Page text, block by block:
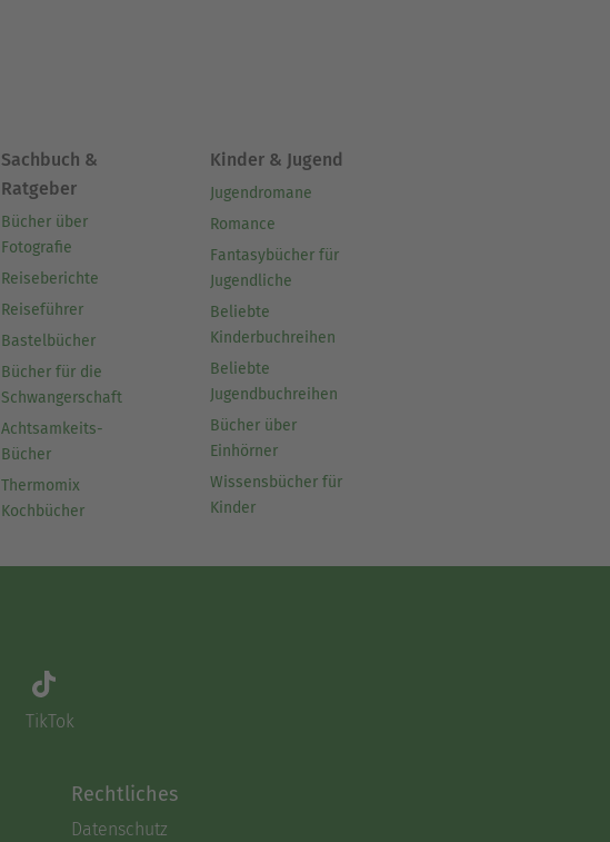
Sachbuch &
Ratgeber
Bücher über
Fotografie
Reiseberichte
Reiseführer
Bastelbücher
Bücher für die
Schwangerschaft
Achtsamkeits-
Bücher
Thermomix
Kochbücher
Kinder & Jugend
Jugendromane
Romance
Fantasybücher für
Jugendliche
Beliebte
Kinderbuchreihen
Beliebte
Jugendbuchreihen
Bücher über
Einhörner
Wissensbücher für
Kinder
TikTok
Rechtliches
Datenschutz